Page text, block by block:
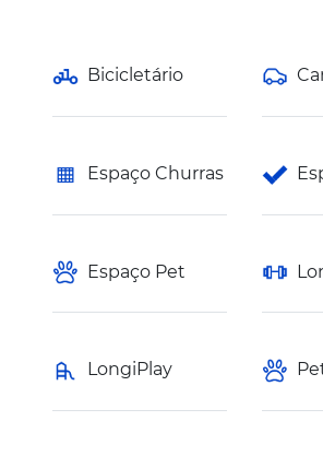
Bicicletário
Espaço Churras
Espaço Pet
LongiPlay